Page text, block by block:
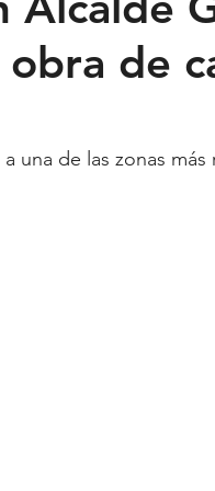
Juega como niña
de
una de las zonas más